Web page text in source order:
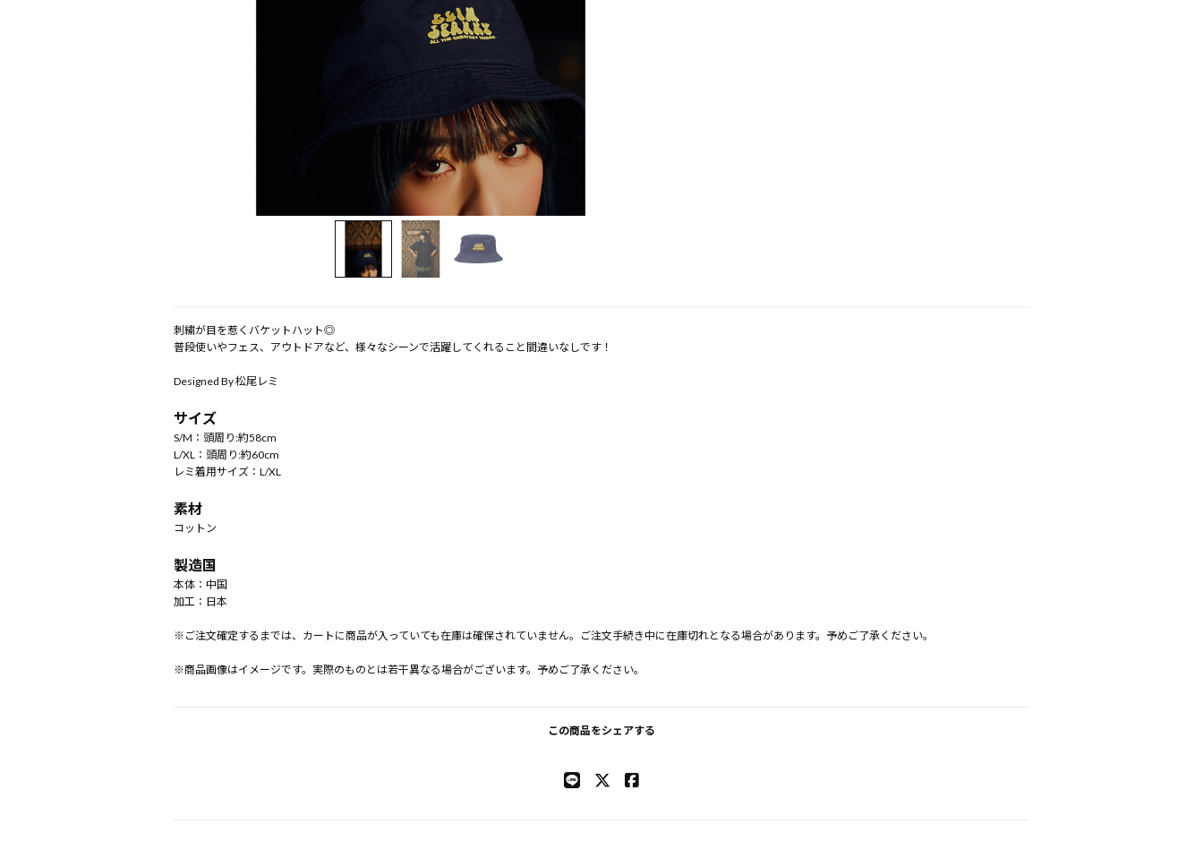
刺繍が目を惹くバケットハット◎
普段使いやフェス、アウトドアなど、様々なシーンで活躍してくれること間違いなしです！
Designed By 松尾レミ
サイズ
S/M：頭周り:約58cm
L/XL：頭周り:約60cm
レミ着用サイズ：L/XL
素材
コットン
製造国
本体：中国
加工：日本
※ご注文確定するまでは、カートに商品が入っていても在庫は確保されていません。ご注文手続き中に在庫切れとなる場合があります。予めご了承ください。
※商品画像はイメージです。実際のものとは若干異なる場合がございます。予めご了承ください。
この商品をシェアする